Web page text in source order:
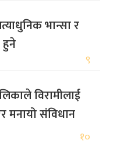
भान्सा र
हुने
९
विरामीलाई
संविधान
१०